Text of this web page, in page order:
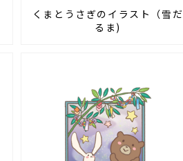
くまとうさぎのイラスト（雪だ
るま)